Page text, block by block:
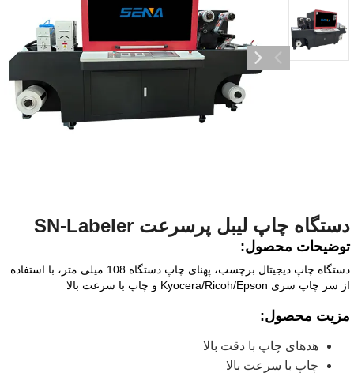
دستگاه چاپ لیبل پرسرعت SN-Labeler
توضیحات محصول:
دستگاه چاپ دیجیتال برچسب، پهنای چاپ دستگاه 108 میلی متر، با استفاده
از سر چاپ سری Kyocera/Ricoh/Epson و چاپ با سرعت بالا
مزیت محصول:
هدهای چاپ با دقت بالا
چاپ با سرعت بالا